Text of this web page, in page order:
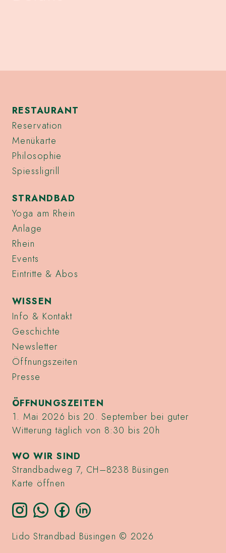
RESTAURANT
Reservation
Menükarte
Philosophie
Spiessligrill
STRANDBAD
Yoga am Rhein
Anlage
Rhein
Events
Eintritte & Abos
WISSEN
Info & Kontakt
Geschichte
Newsletter
Öffnungszeiten
Presse
ÖFFNUNGSZEITEN
1. Mai 2026 bis 20. September bei guter
Witterung täglich von 8:30 bis 20h
WO WIR SIND
Strandbadweg 7, CH–8238 Büsingen
Karte öffnen
Lido Strandbad Büsingen © 2026